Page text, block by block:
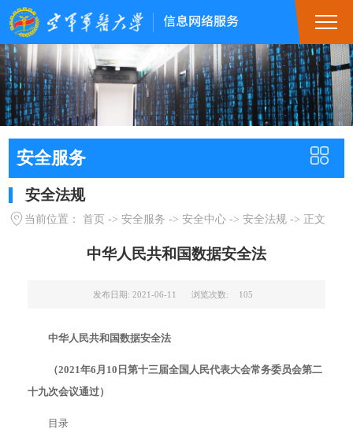
安全服务
安全法规
当前位置： 首页 -> 安全服务 -> 安全中心 -> 安全法规 -> 正文
中华人民共和国数据安全法
发布日期: 2021-06-11 浏览次数: 105
中华人民共和国数据安全法
（2021年6月10日第十三届全国人民代表大会常务委员会第二
十九次会议通过）
目录